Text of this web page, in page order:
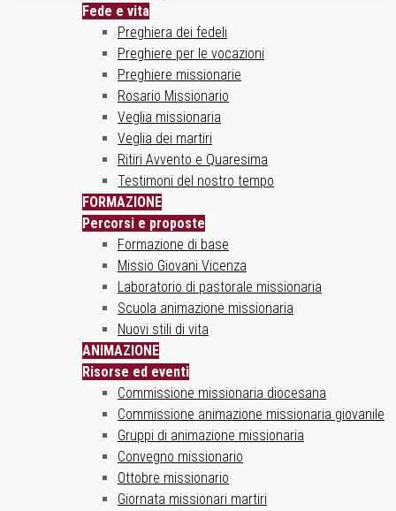
Fede e vita
Preghiera dei fedeli
Preghiere per le vocazioni
Preghiere missionarie
Rosario Missionario
Veglia missionaria
Veglia dei martiri
Ritiri Avvento e Quaresima
Testimoni del nostro tempo
FORMAZIONE
Percorsi e proposte
Formazione di base
Missio Giovani Vicenza
Laboratorio di pastorale missionaria
Scuola animazione missionaria
Nuovi stili di vita
ANIMAZIONE
Risorse ed eventi
Commissione missionaria diocesana
Commissione animazione missionaria giovanile
Gruppi di animazione missionaria
Convegno missionario
Ottobre missionario
Giornata missionari martiri